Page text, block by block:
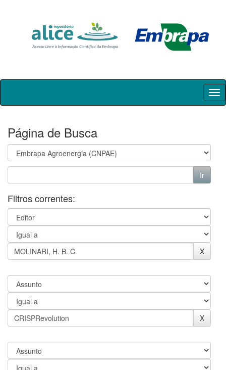
Skip
Página de Busca
Filtros correntes: